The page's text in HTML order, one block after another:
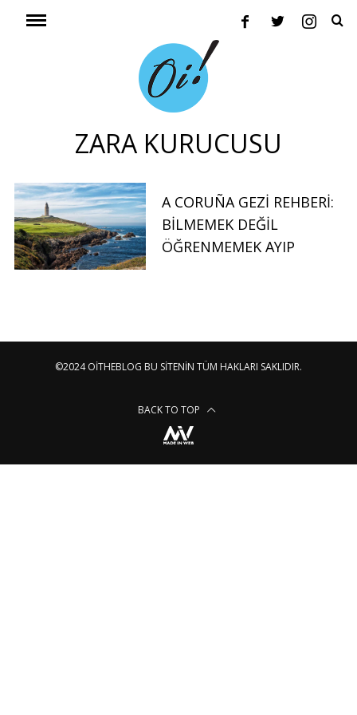
ZARA KURUCUSU
A CORUÑA GEZI REHBERI:
BILMEMEK DEĞIL
ÖĞRENMEMEK AYIP
©2024 OITHEBLOG BU SITENIN TÜM HAKLARI SAKLIDIR.
BACK TO TOP